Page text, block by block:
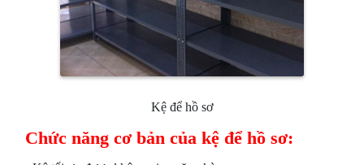
Kệ để hồ sơ
Chức năng cơ bản của kệ để hồ sơ: